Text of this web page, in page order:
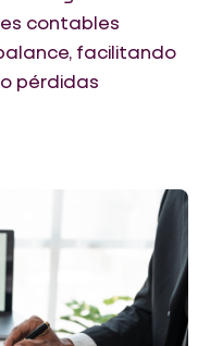
contables
facilitando
pérdidas